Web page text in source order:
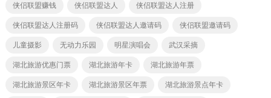
侠侣联盟赚钱 侠侣联盟达人 侠侣联盟达人注册
侠侣联盟达人注册码 侠侣联盟达人邀请码 侠侣联盟邀请码
儿童摄影 无动力乐园 明星演唱会 武汉采摘
湖北旅游优惠门票 湖北旅游年卡 湖北旅游年票
湖北旅游景区年卡 湖北旅游景区年票 湖北旅游景点年卡